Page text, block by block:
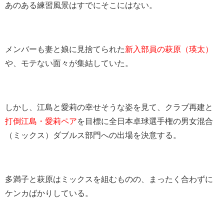
あのある練習風景はすでにそこにはない。
メンバーも妻と娘に見捨てられた新入部員の萩原（瑛太）
や、モテない面々が集結していた。
しかし、江島と愛莉の幸せそうな姿を見て、クラブ再建と
打倒江島・愛莉ペアを目標に全日本卓球選手権の男女混合
（ミックス）ダブルス部門への出場を決意する。
多満子と萩原はミックスを組むものの、まったく合わずに
ケンカばかりしている。